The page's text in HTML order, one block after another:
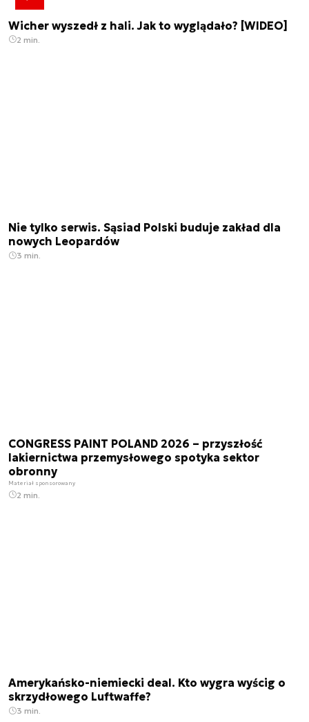
Wicher wyszedł z hali. Jak to wyglądało? [WIDEO]
2 min.
Nie tylko serwis. Sąsiad Polski buduje zakład dla
nowych Leopardów
3 min.
CONGRESS PAINT POLAND 2026 – przyszłość
lakiernictwa przemysłowego spotyka sektor
obronny
Materiał sponsorowany
2 min.
Amerykańsko-niemiecki deal. Kto wygra wyścig o
skrzydłowego Luftwaffe?
3 min.